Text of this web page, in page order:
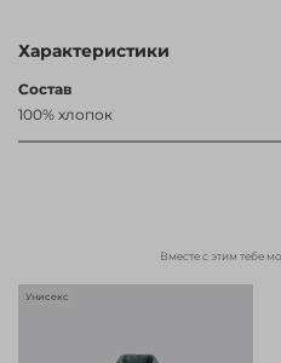
Характеристики
Состав
100% хлопок
Вместе с этим тебе
Унисекс